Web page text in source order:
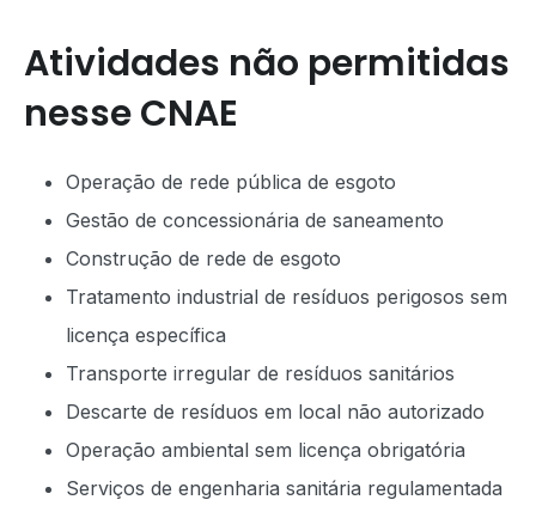
Atividades não permitidas
nesse CNAE
Operação de rede pública de esgoto
Gestão de concessionária de saneamento
Construção de rede de esgoto
Tratamento industrial de resíduos perigosos sem
licença específica
Transporte irregular de resíduos sanitários
Descarte de resíduos em local não autorizado
Operação ambiental sem licença obrigatória
Serviços de engenharia sanitária regulamentada